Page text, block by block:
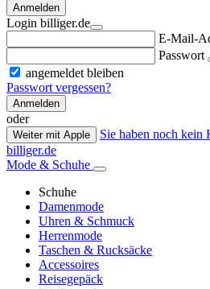
Anmelden
Login billiger.de
E-Mail-
Passwort
angemeldet bleiben
Passwort vergessen?
Anmelden
oder
Weiter mit Apple
Sie haben noch kein
billiger.de
Mode & Schuhe
Schuhe
Damenmode
Uhren & Schmuck
Herrenmode
Taschen & Rucksäcke
Accessoires
Reisegepäck